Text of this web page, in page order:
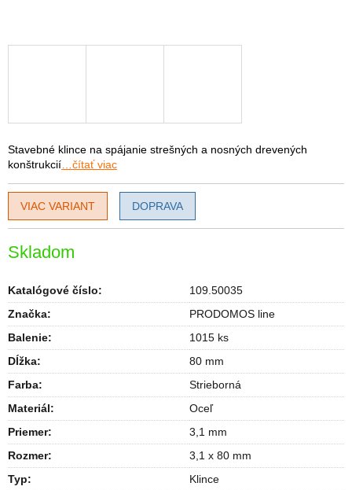
Skladom
Stavebné klince na spájanie strešných a nosných drevených
konštrukcií …čítať viac
Katalógové číslo:
109.50035
Značka:
PRODOMOS line
Balenie:
1015 ks
Dĺžka:
80 mm
Farba:
Strieborná
Materiál:
Oceľ
Priemer:
3,1 mm
Rozmer:
3,1 x 80 mm
Typ:
Klince
VIAC VARIANT DOPRAVA